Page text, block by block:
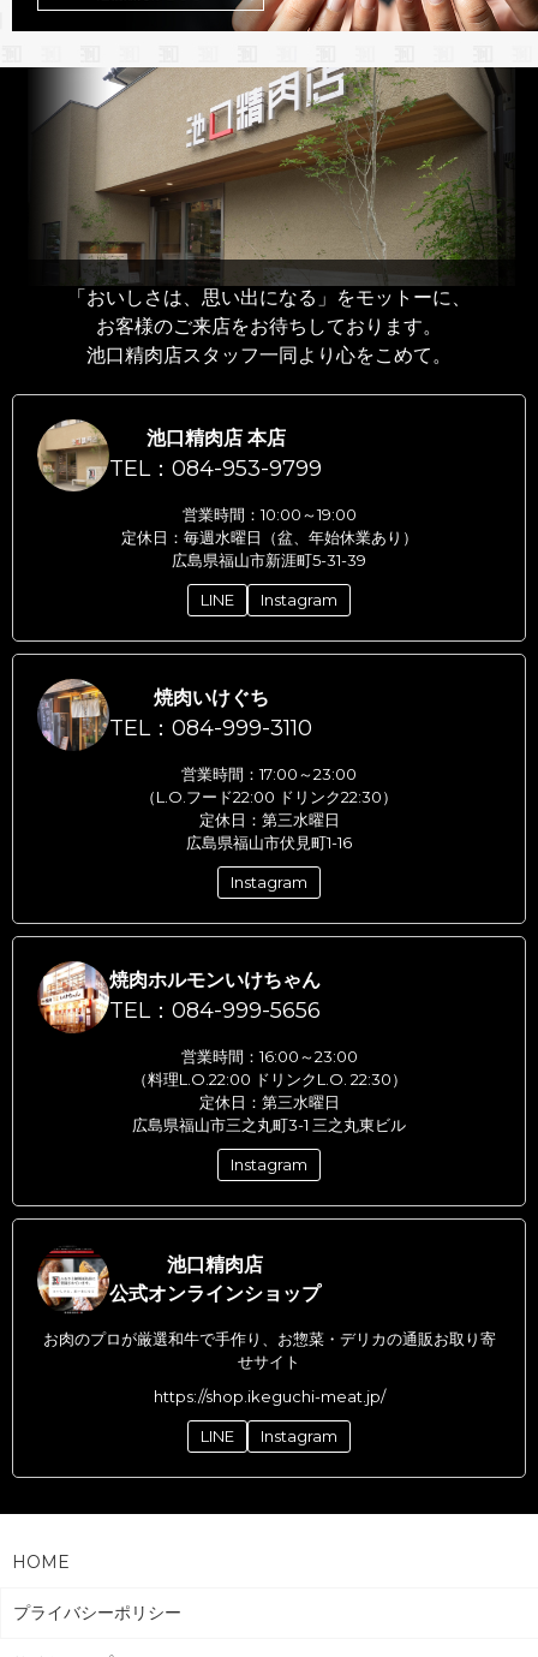
「おいしさは、思い出になる」をモットーに、
お客様のご来店をお待ちしております。
池口精肉店スタッフ一同より心をこめて。
池口精肉店 本店
TEL：084-953-9799
営業時間：10:00～19:00
定休日：毎週水曜日（盆、年始休業あり）
広島県福山市新涯町5-31-39
LINE Instagram
焼肉いけぐち
TEL：084-999-3110
営業時間：17:00～23:00
（L.O.フード22:00 ドリンク22:30）
定休日：第三水曜日
広島県福山市伏見町1-16
Instagram
焼肉ホルモンいけちゃん
TEL：084-999-5656
営業時間：16:00～23:00
（料理L.O.22:00 ドリンクL.O. 22:30）
定休日：第三水曜日
広島県福山市三之丸町3-1 三之丸東ビル
Instagram
池口精肉店
公式オンラインショップ
お肉のプロが厳選和牛で手作り、お惣菜・デリカの通販お取り寄
せサイト
https://shop.ikeguchi-meat.jp/
LINE Instagram
HOME
プライバシーポリシー